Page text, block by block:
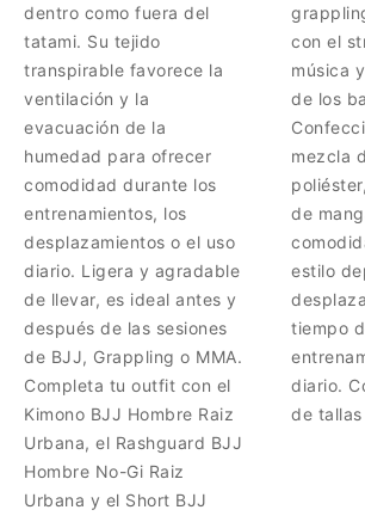
dentro como fuera del
tatami. Su tejido
transpirable favorece la
ventilación y la
evacuación de la
humedad para ofrecer
comodidad durante los
entrenamientos, los
desplazamientos o el uso
diario. Ligera y agradable
de llevar, es ideal antes y
después de las sesiones
de BJJ, Grappling o MMA.
Completa tu outfit con el
Kimono BJJ Hombre Raiz
Urbana, el Rashguard BJJ
Hombre No-Gi Raiz
Urbana y el Short BJJ
con el
música
de los
mezcla
de
estilo
tiempo
diario.
de tallas